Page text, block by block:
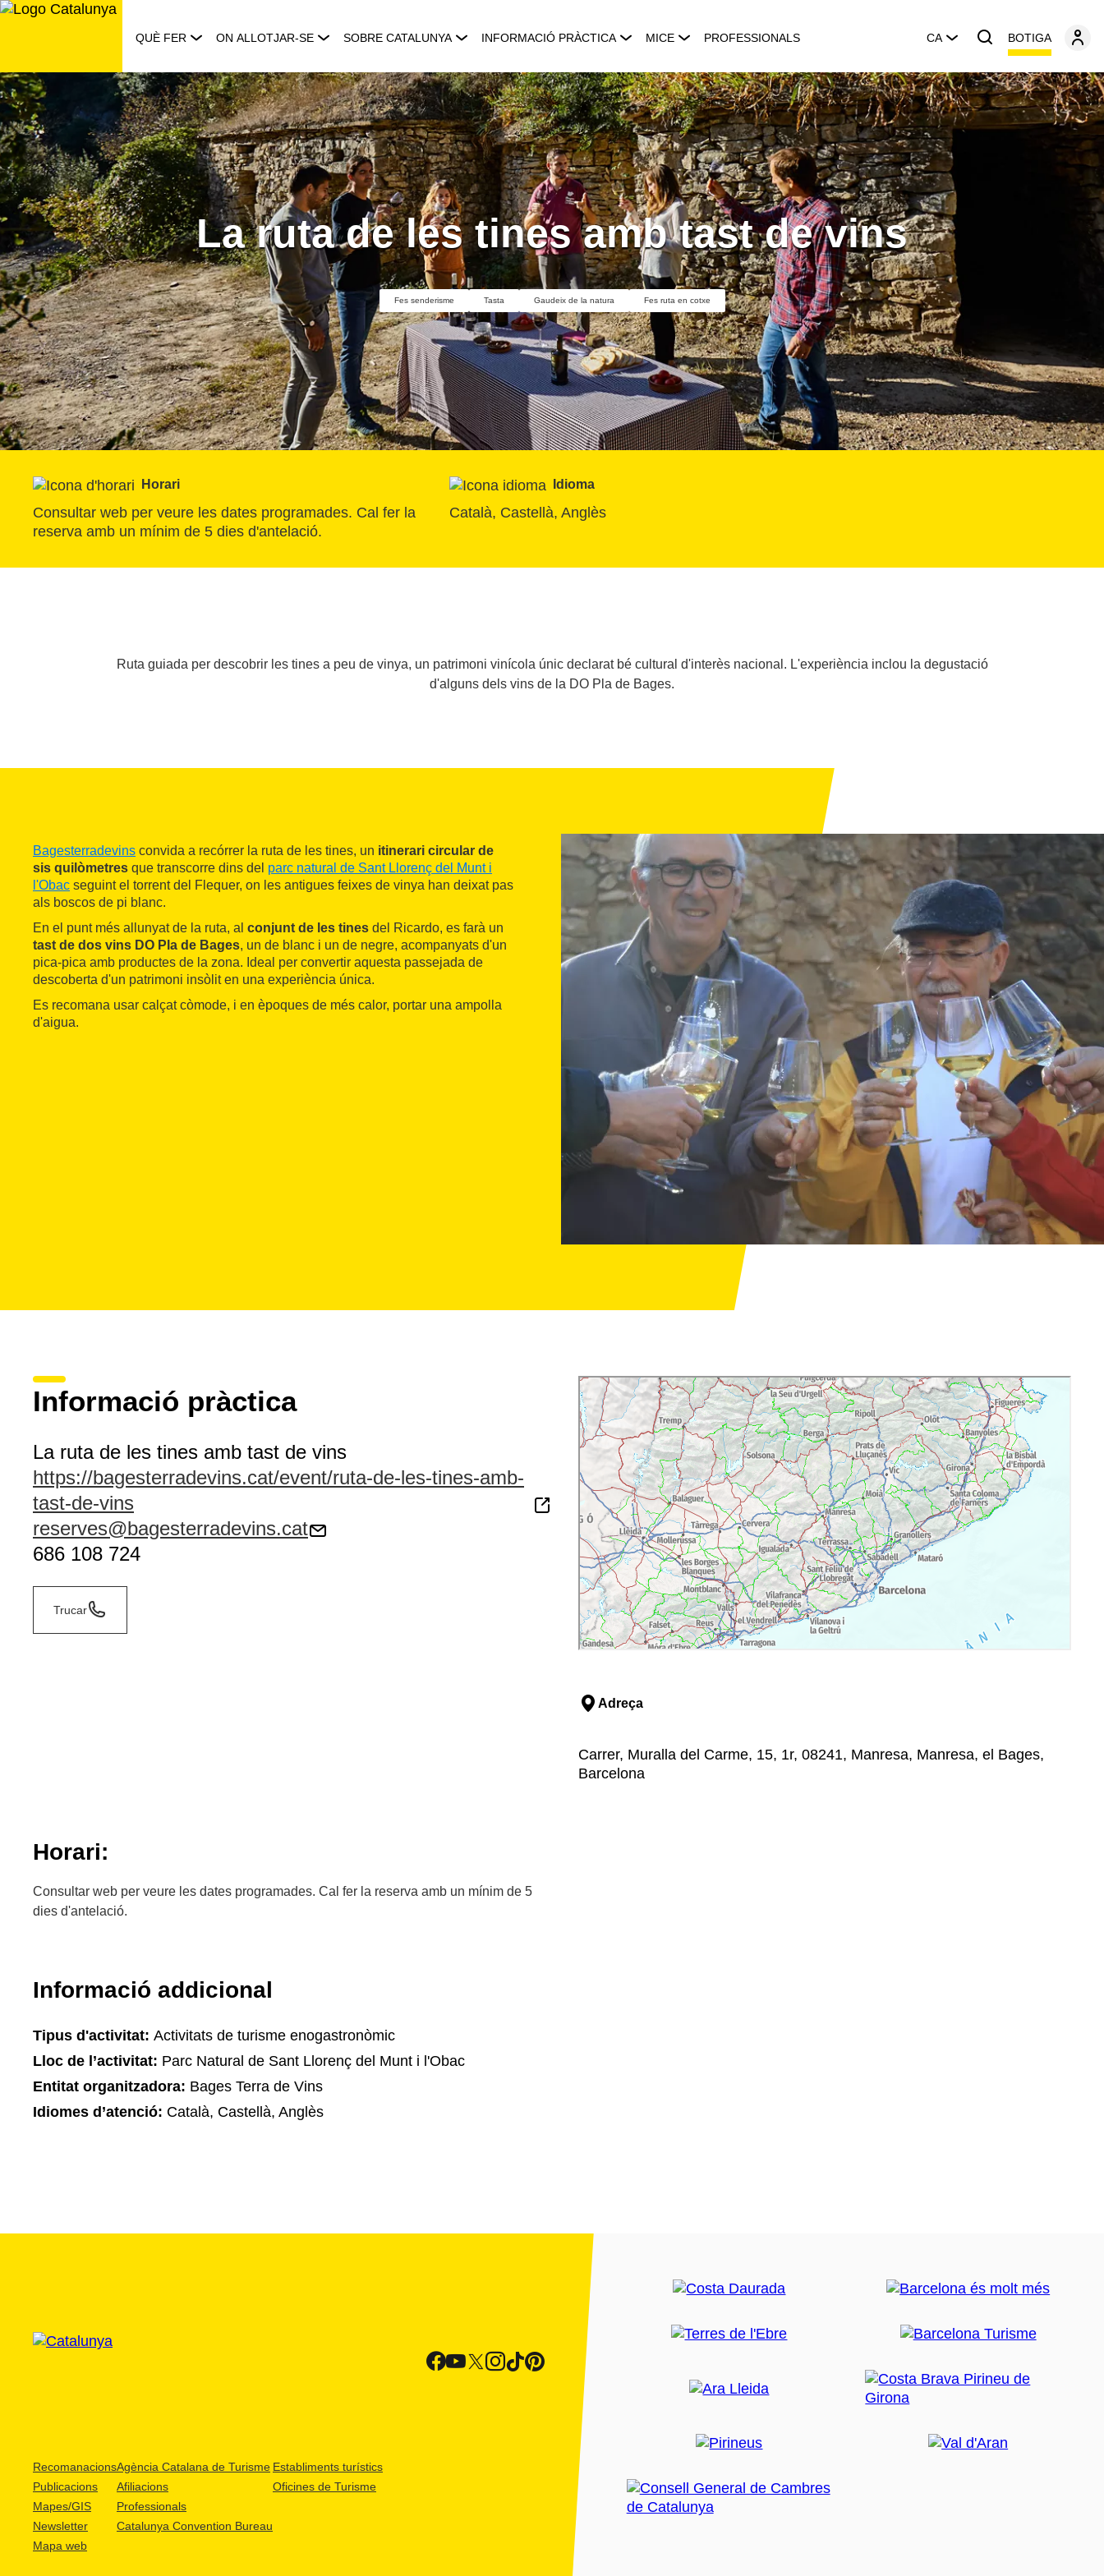
Saltar
QUÈ FER ON ALLOTJAR-SE SOBRE CATALUNYA INFORMACIÓ PRÀCTICA MICE PROFESSIONALS CA BOTIGA
La ruta de les tines amb tast de vins
Fes senderisme Tasta Gaudeix de la natura Fes ruta en cotxe
Horari
Consultar web per veure les dates programades. Cal fer la
reserva amb un mínim de 5 dies d'antelació.
Idioma
Català, Castellà, Anglès
Ruta guiada per descobrir les tines a peu de vinya, un patrimoni vinícola únic declarat bé cultural d'interès nacional. L'experiència inclou la degustació
d'alguns dels vins de la DO Pla de Bages.
Bagesterradevins convida a recórrer la ruta de les tines, un itinerari circular de
sis quilòmetres que transcorre dins del parc natural de Sant Llorenç del Munt i
l'Obac seguint el torrent del Flequer, on les antigues feixes de vinya han deixat pas
als boscos de pi blanc.
En el punt més allunyat de la ruta, al conjunt de les tines del Ricardo, es farà un
tast de dos vins DO Pla de Bages, un de blanc i un de negre, acompanyats d'un
pica-pica amb productes de la zona. Ideal per convertir aquesta passejada de
descoberta d'un patrimoni insòlit en una experiència única.
Es recomana usar calçat còmode, i en èpoques de més calor, portar una ampolla
d'aigua.
Informació pràctica
La ruta de les tines amb tast de vins
https://bagesterradevins.cat/event/ruta-de-les-tines-amb-
tast-de-vins
reserves@bagesterradevins.cat
686 108 724
Trucar
Adreça
Carrer, Muralla del Carme, 15, 1r, 08241, Manresa, Manresa, el Bages,
Barcelona
Horari:
Consultar web per veure les dates programades. Cal fer la reserva amb un mínim de 5
dies d'antelació.
Informació addicional
Tipus d'activitat: Activitats de turisme enogastronòmic
Lloc de l’activitat: Parc Natural de Sant Llorenç del Munt i l'Obac
Entitat organitzadora: Bages Terra de Vins
Idiomes d’atenció: Català, Castellà, Anglès
Recomanacions
Publicacions
Mapes/GIS
Newsletter
Mapa web
Agència Catalana de Turisme
Afiliacions
Professionals
Catalunya Convention Bureau
Establiments turístics
Oficines de Turisme